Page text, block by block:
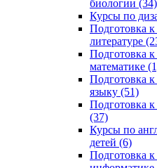
биологии (34)
Курсы по
Подготовка
литературе
Подготовка
математике
Подготовка
языку (51)
Подготовка
(37)
Курсы по
детей (6)
Подготовка